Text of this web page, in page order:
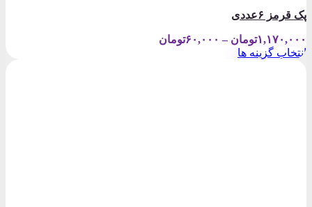
پک قرمز ۶عددی
۱,۱۷۰,۰۰۰تومان – ۶۰,۰۰۰تومان
انتخاب گزینه ها